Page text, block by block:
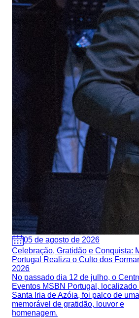
05 de agosto de 2026
Celebração, Gratidão e Conquista:
Portugal Realiza o Culto dos
2026
No passado dia 12 de julho, o
Eventos MSBN Portugal, localizado
Santa Iria de Azóia, foi palco de
memorável de gratidão, louvor e
homenagem.